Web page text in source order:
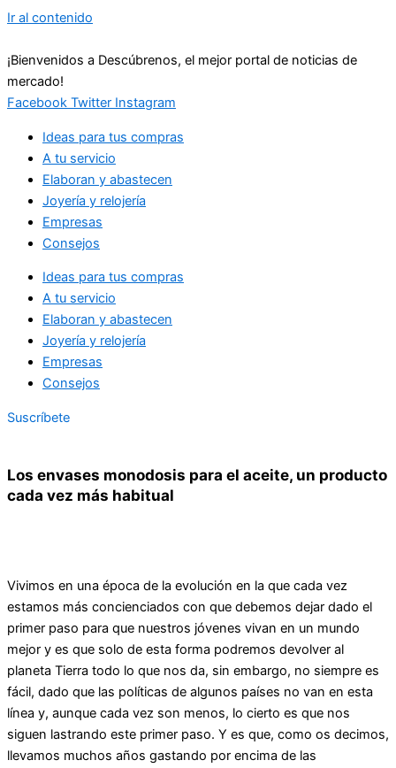
Ir al contenido
¡Bienvenidos a Descúbrenos, el mejor portal de noticias de
mercado!
Facebook Twitter Instagram
Ideas para tus compras
A tu servicio
Elaboran y abastecen
Joyería y relojería
Empresas
Consejos
Ideas para tus compras
A tu servicio
Elaboran y abastecen
Joyería y relojería
Empresas
Consejos
Suscríbete
Los envases monodosis para el aceite, un producto
cada vez más habitual
Vivimos en una época de la evolución en la que cada vez
estamos más concienciados con que debemos dejar dado el
primer paso para que nuestros jóvenes vivan en un mundo
mejor y es que solo de esta forma podremos devolver al
planeta Tierra todo lo que nos da, sin embargo, no siempre es
fácil, dado que las políticas de algunos países no van en esta
línea y, aunque cada vez son menos, lo cierto es que nos
siguen lastrando este primer paso. Y es que, como os decimos,
llevamos muchos años gastando por encima de las